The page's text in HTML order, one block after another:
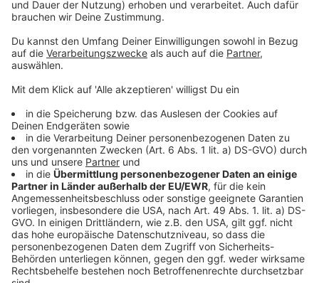
617 Einsätze: Rekordjahr für Bergrettung in OÖ